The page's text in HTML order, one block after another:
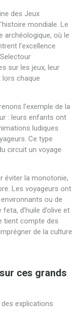
des Jeux
mondiale. Le
archéologique, où le
l’excellence
sur les jeux, leur
chaque
l’exemple de la
: leurs enfants ont
ludiques
Ce type
circuit un voyage
éviter la monotonie,
Les voyageurs ont
ou de
d’huile d’olive et
tient compte des
de la culture
ces grands
explications